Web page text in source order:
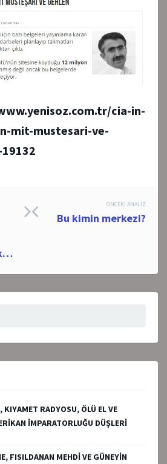
cia-in-
mit-mustesari-ve-
ÖNCEKI ANALIZ
Bu kimin merkezi?
RADYOSU, ÖLÜ EL VE
İMPARATORLUĞU DÜŞLERİ
FISILDANAN MEHDİ VE GÜNEYİN